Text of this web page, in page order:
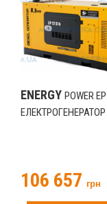
ENERGY POWER
ЕЛЕКТРОГЕНЕРАТОР
106 657 грн